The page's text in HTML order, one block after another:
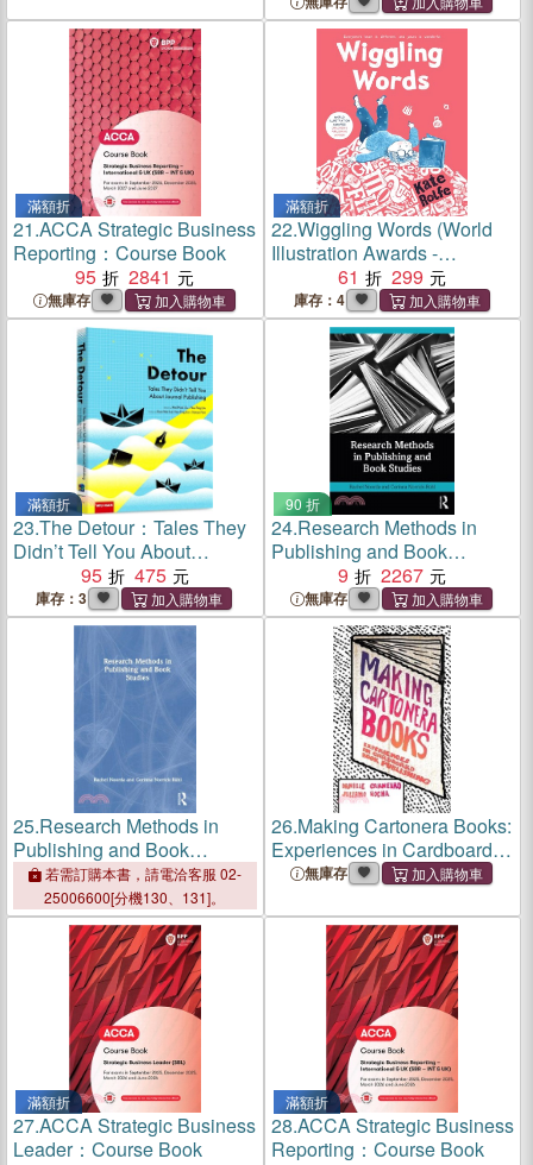
滿額折
21.ACCA Strategic Business
Reporting：Course Book
95
2841
無庫存
滿額折
22.Wiggling Words (World
Illustration Awards -
Children's Publishing
Winner 2024)
61 299
庫存：4
滿額折
23.The Detour：Tales They
Didn’t Tell You About
Journal Publishing
95 475
庫存：3
90 折
24.Research Methods in
Publishing and Book
9 2267
無庫存
25.Research Methods in
Publishing and Book
Studies
若需訂購本書，請電洽客服 02-
25006600[分機130、131]。
26.Making Cartonera Books:
Experiences in Cardboard
Book Publishing
無庫存
滿額折
27.ACCA Strategic Business
Leader：Course Book
滿額折
28.ACCA Strategic Business
Reporting：Course Book